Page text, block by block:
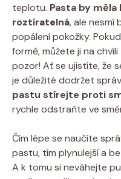
teplotu. Pasta by
roztíratelná, ale nesmí
popálení pokožky.
formě, můžete ji na
pozor! Ať se ujistíte, že
je důležité dodržet
pastu stírejte proti
rychle odstraňte ve
Čím lépe se naučíte
pastu, tím plynulejší a
A k tomu si neváhejte